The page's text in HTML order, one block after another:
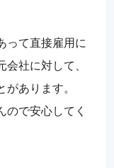
って直接雇用に
社に対して、
あります。
で安心してく